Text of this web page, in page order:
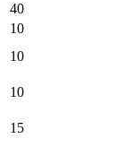
40
10
10
10
15